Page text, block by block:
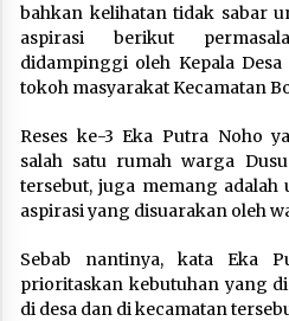
bahkan kelihatan tidak sabar
aspirasi berikut
didampinggi oleh Kepala
tokoh masyarakat Kecamatan
Reses ke-3 Eka Putra Noho
salah satu rumah warga
tersebut, juga memang
aspirasi yang disuarakan oleh
Sebab nantinya, kata Eka
prioritaskan kebutuhan yang
di desa dan di kecamatan